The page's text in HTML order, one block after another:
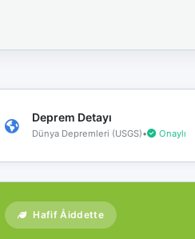
Deprem Detayı
Dünya Depremleri (USGS)• Onaylı
Hafif Åiddette